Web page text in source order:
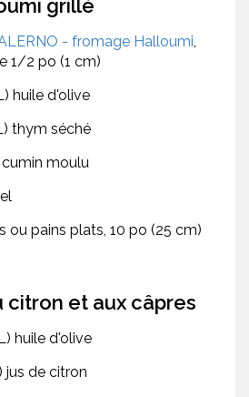
grillé
- fromage Halloumi,
1/2 po (1 cm)
huile d'olive
thym séché
cumin moulu
ou pains plats, 10 po (25 cm)
citron et aux câpres
huile d'olive
jus de citron